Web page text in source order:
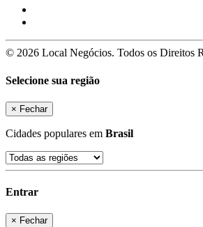
© 2026 Local Negócios. Todos os Direitos
Selecione sua região
× Fechar
Cidades populares em Brasil
Entrar
× Fechar